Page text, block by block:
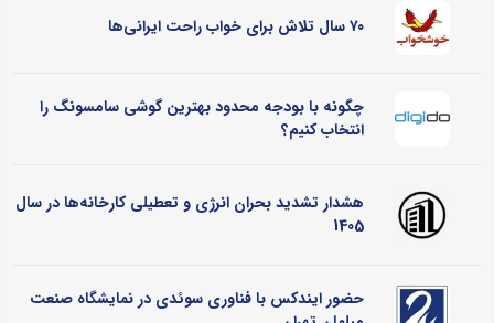
۷۰ سال تلاش برای خواب راحت ایرانی‌ها
چگونه با بودجه محدود بهترین گوشی سامسونگ را
انتخاب کنیم؟
هشدار تشدید بحران انرژی و تعطیلی کارخانه‌ها در سال
1405
حضور ایندکس با فناوری سوئدی در نمایشگاه صنعت